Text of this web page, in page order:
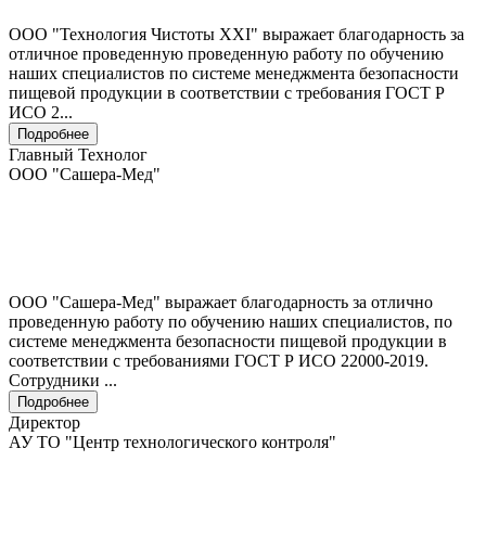
ООО "Технология Чистоты XXI" выражает благодарность за
отличное проведенную проведенную работу по обучению
наших специалистов по системе менеджмента безопасности
пищевой продукции в соответствии с требования ГОСТ Р
ИСО 2...
Подробнее
Главный Технолог
ООО "Сашера-Мед"
ООО "Сашера-Мед" выражает благодарность за отлично
проведенную работу по обучению наших специалистов, по
системе менеджмента безопасности пищевой продукции в
соответствии с требованиями ГОСТ Р ИСО 22000-2019.
Сотрудники ...
Подробнее
Директор
АУ ТО "Центр технологического контроля"